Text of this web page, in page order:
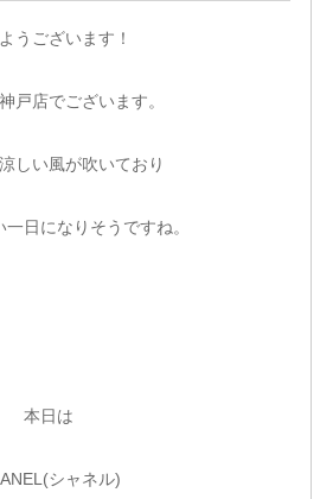
うございます！
戸店でございます。
しい風が吹いており
日になりそうですね。
本日は
シャネル)